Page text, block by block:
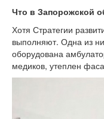
Что в Запорожской
Хотя Стратегии
выполняют. Одна из
оборудована
медиков, утеплен